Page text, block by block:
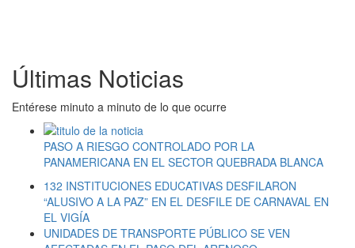
Últimas Noticias
Entérese minuto a minuto de lo que ocurre
PASO A RIESGO CONTROLADO POR LA
PANAMERICANA EN EL SECTOR QUEBRADA BLANCA
132 INSTITUCIONES EDUCATIVAS DESFILARON
“ALUSIVO A LA PAZ” EN EL DESFILE DE CARNAVAL EN
EL VIGÍA
UNIDADES DE TRANSPORTE PÚBLICO SE VEN